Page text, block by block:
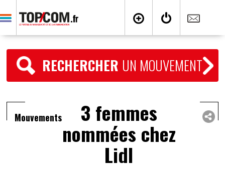
RECHERCHER UN MOUVEMENT
Mouvements 3 femmes
nommées chez
Lidl